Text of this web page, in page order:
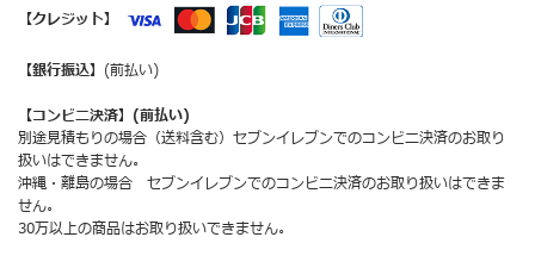
【クレジット】
【銀行振込】 (前払い)
【コンビニ決済】(前払い)
別途見積もりの場合（送料含む）セブンイレブンでのコンビニ決済のお取り
扱いはできません。
沖縄・離島の場合 セブンイレブンでのコンビニ決済のお取り扱いはできま
せん。
30万以上の商品はお取り扱いできません。